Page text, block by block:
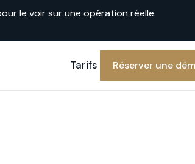
le voir sur une opération réelle.
Tarifs Réserver une